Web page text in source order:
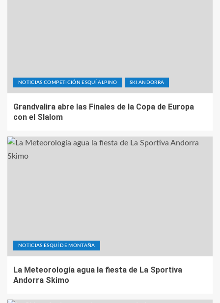
NOTICIAS COMPETICIÓN ESQUÍ ALPINO SKI ANDORRA
Grandvalira abre las Finales de la Copa de Europa
con el Slalom
NOTICIAS ESQUÍ DE MONTAÑA
La Meteorología agua la fiesta de La Sportiva
Andorra Skimo